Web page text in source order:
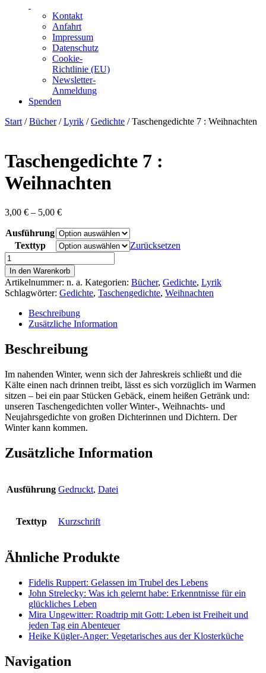
Kontakt
Anfahrt
Impressum
Datenschutz
Cookie-
Richtlinie (EU)
Newsletter-
Anmeldung
Spenden
Skip
Start /Bücher/Lyrik /Gedichte / Taschengedichte 7 : Weihnachten
Taschengedichte 7 :
Weihnachten
3,00 € – 5,00 €Preisspanne:
bis
5,00 €
Ausführung
Texttyp
Zurücksetzen
Taschengedichte
7
:
Weihnachten
Menge
In den Warenkorb
Artikelnummer: n. a. Kategorien: Bücher, Gedichte, Lyrik
Schlagwörter: Gedichte, Taschengedichte, Weihnachten
Beschreibung
Zusätzliche Information
Beschreibung
Im nahenden Winter, wenn sich der Jahreskreis schließt und die
Kälte einen nach drinnen treibt, lässt es sich vorzüglich im Warmen
sitzen – bei ein paar Stücken Gebäck, einem heißen Getränk und:
unseren Taschengedichten voller Winter-, Weihnachts- und
Neujahrsgedichte von großen Dichterinnen und Dichtern. Der
Winter kann kommen.
Zusätzliche Information
Ausführung Gedruckt, Datei
Texttyp Kurzschrift
Ähnliche Produkte
Fidelis Ruppert: Gelassen im Trubel des Lebens
John Strelecky: Was ich gelernt habe: Erkenntnisse für ein
glückliches Leben
Mira Ungewitter: Roadtrip mit Gott: Leben ist Freiheit und
jeden Tag ein Abenteuer
Heike Kügler-Anger: Vegetarisches aus der Klosterküche
Navigation